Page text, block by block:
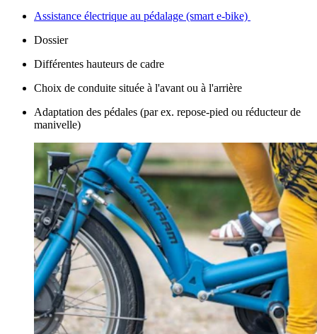
Assistance électrique au pédalage (smart e-bike)
Dossier
Différentes hauteurs de cadre
Choix de conduite située à l'avant ou à l'arrière
​Adaptation des pédales (par ex. repose-pied ou réducteur de
manivelle)